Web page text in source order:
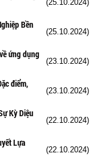
(25.10.2024)
Bền
(25.10.2024)
ứng dụng
(23.10.2024)
điểm,
(23.10.2024)
Kỳ Diệu
(22.10.2024)
Lựa
(22.10.2024)